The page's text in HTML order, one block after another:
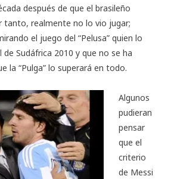
después de que el brasileño
tanto, realmente no lo vio jugar;
el juego del “Pelusa” quien lo
Sudáfrica 2010 y que no se ha
la “Pulga” lo superará en todo.
Algunos
pudieran
pensar
que el
criterio
de Messi